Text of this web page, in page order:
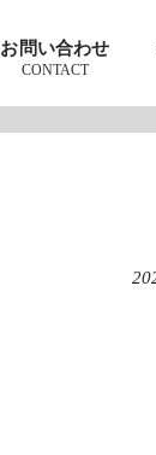
お問い合わせ
CONTACT